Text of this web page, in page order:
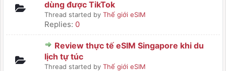
dùng được TikTok
Thread started by Thế giới eSIM
Replies: 0
Review thực tế eSIM Singapore khi du
lịch tự túc
Thread started by Thế giới eSIM